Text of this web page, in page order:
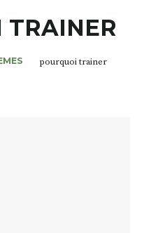
TRAINER
pourquoi trainer